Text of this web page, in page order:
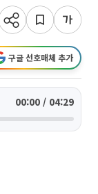
구글 선호매체 추가
00:00 / 04:29